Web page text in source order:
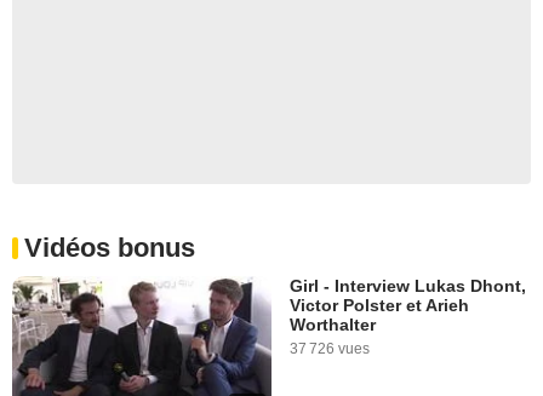
Vidéos bonus
Girl - Interview Lukas Dhont,
Victor Polster et Arieh
Worthalter
37 726 vues